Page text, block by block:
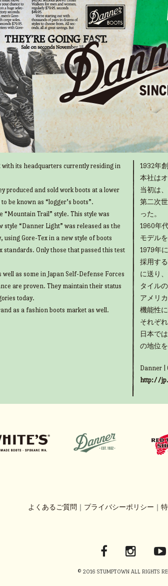
its headquarters currently residing in
produced and sold work boots at a lower
be known as “logger’s boots”.
Trail” style. This style was
“Danner Light” was released as the
using Gore-Tex in a new style of boots
standards. Only those that passed this test
as some in Japan Self-Defense Forces
are proven. They maintain their status
today.
as a fashion boots market as well.
1932年
本社は
当初は
第二次
った。
1960年
モデル
1979年
採用す
に送り
タイル
アメリ
機能性
それぞ
日本で
の地位
Danner |
http://
よくあるご質問 プライバシーポリシー
© 2016 STUMPTOWN ALL RIGHTS